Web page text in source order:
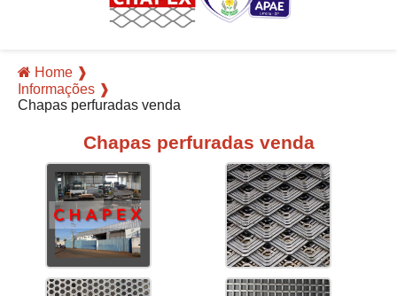
Home ❱
Informações ❱
Chapas perfuradas venda
Chapas perfuradas venda